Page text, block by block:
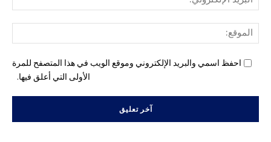
احفظ اسمي والبريد الإلكتروني وموقع الويب في هذا المتصفح للمرة
الأولى التي أعلق فيها.